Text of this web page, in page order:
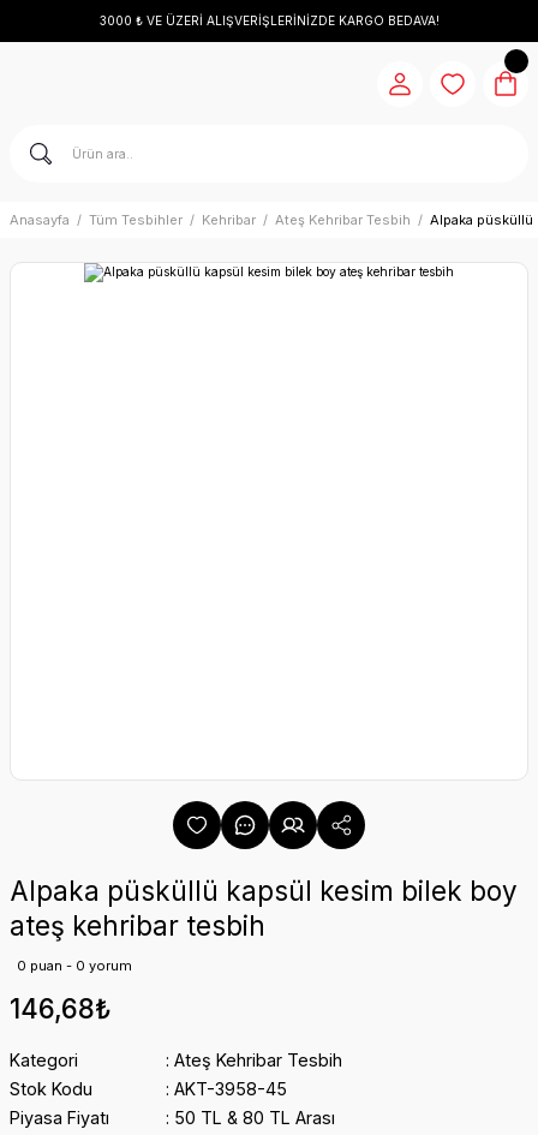
3000 ₺ VE ÜZERİ ALIŞVERİŞLERİNİZDE KARGO BEDAVA!
Anasayfa Tüm Tesbihler Kehribar Ateş Kehribar Tesbih Alpaka
Alpaka püsküllü kapsül kesim bilek boy
ateş kehribar tesbih
0 puan - 0 yorum
146,68₺
Kategori
Ateş Kehribar Tesbih
Stok Kodu
AKT-3958-45
Piyasa Fiyatı
50 TL & 80 TL Arası